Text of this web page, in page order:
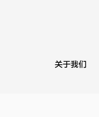
关于我们